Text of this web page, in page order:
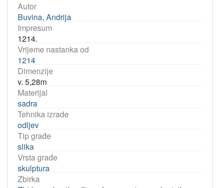
Autor
Buvina, Andrija
Impresum
1214.
Vrijeme nastanka od
1214
Dimenzije
v. 5,28m
Materijal
sadra
Tehnika izrade
odljev
Tip građe
slika
Vrsta građe
skulptura
Zbirka